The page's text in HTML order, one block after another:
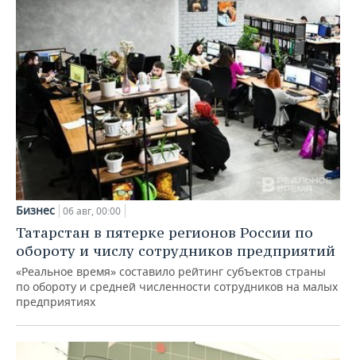
Бизнес 06 авг, 00:00
Татарстан в пятерке регионов России по
обороту и числу сотрудников предприятий
«Реальное время» составило рейтинг субъектов страны
по обороту и средней численности сотрудников на малых
предприятиях